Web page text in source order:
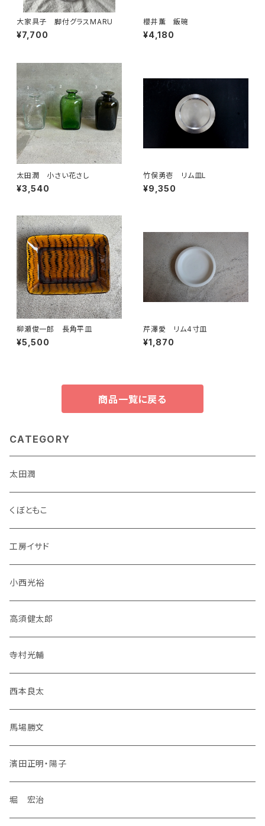
大家具子 脚付グラスMARU
¥7,700
櫻井薫 飯碗
¥4,180
太田潤 小さい花さし
¥3,540
竹俣勇壱 リム皿L
¥9,350
柳瀬俊一郎 長角平皿
¥5,500
芹澤愛 リム4寸皿
¥1,870
商品一覧に戻る
CATEGORY
太田潤
くぼともこ
工房イサド
小西光裕
高須健太郎
寺村光輔
西本良太
馬場勝文
濱田正明・陽子
堀 宏治